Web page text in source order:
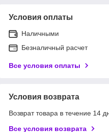
Условия оплаты
Наличными
Безналичный расчет
Все условия оплаты
Условия возврата
Возврат товара в течение 14
Все условия возврата